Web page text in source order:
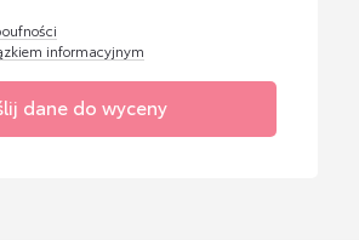
informacyjnym
dane do wyceny